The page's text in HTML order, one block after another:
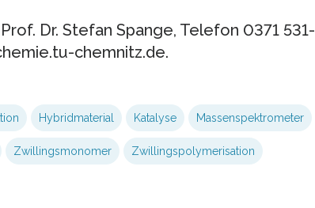
Dr. Stefan Spange, Telefon 0371 531-
chemnitz.de.
Hybridmaterial Katalyse Massenspektrometer
Zwillingsmonomer Zwillingspolymerisation